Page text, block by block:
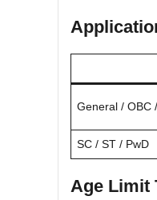
General / OBC
SC / ST / PwD
Age Limit